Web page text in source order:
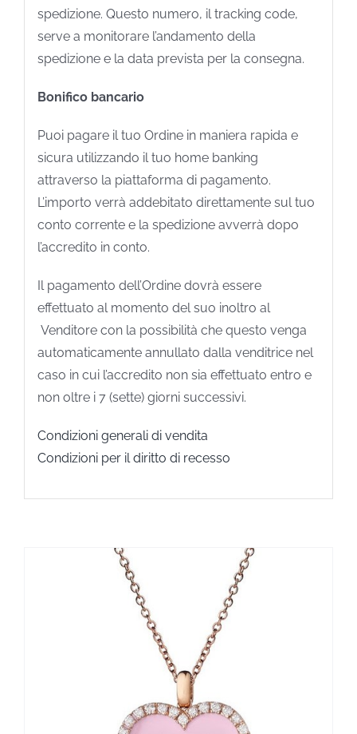
spedizione. Questo numero, il tracking code,
serve a monitorare l’andamento della
spedizione e la data prevista per la consegna.
Bonifico bancario
Puoi pagare il tuo Ordine in maniera rapida e
sicura utilizzando il tuo home banking
attraverso la piattaforma di pagamento.
L’importo verrà addebitato direttamente sul tuo
conto corrente e la spedizione avverrà dopo
l’accredito in conto.
Il pagamento dell’Ordine dovrà essere
effettuato al momento del suo inoltro al
Venditore con la possibilità che questo venga
automaticamente annullato dalla venditrice nel
caso in cui l’accredito non sia effettuato entro e
non oltre i 7 (sette) giorni successivi.
Condizioni generali di vendita
Condizioni per il diritto di recesso